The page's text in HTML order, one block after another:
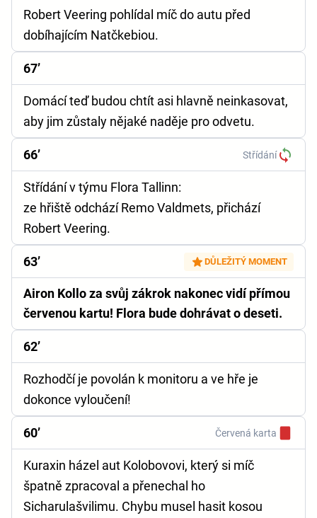
Robert Veering pohlídal míč do autu před
dobíhajícím Natčkebiou.
67’
Domácí teď budou chtít asi hlavně neinkasovat,
aby jim zůstaly nějaké naděje pro odvetu.
66’ Střídání
Střídání v týmu Flora Tallinn:
ze hřiště odchází Remo Valdmets, přichází
Robert Veering.
63’ DŮLEŽITÝ MOMENT
Airon Kollo za svůj zákrok nakonec vidí přímou
červenou kartu! Flora bude dohrávat o deseti.
62’
Rozhodčí je povolán k monitoru a ve hře je
dokonce vyloučení!
60’ Červená karta
Kuraxin házel aut Kolobovovi, který si míč
špatně zpracoval a přenechal ho
Sicharulašvilimu. Chybu musel hasit kosou